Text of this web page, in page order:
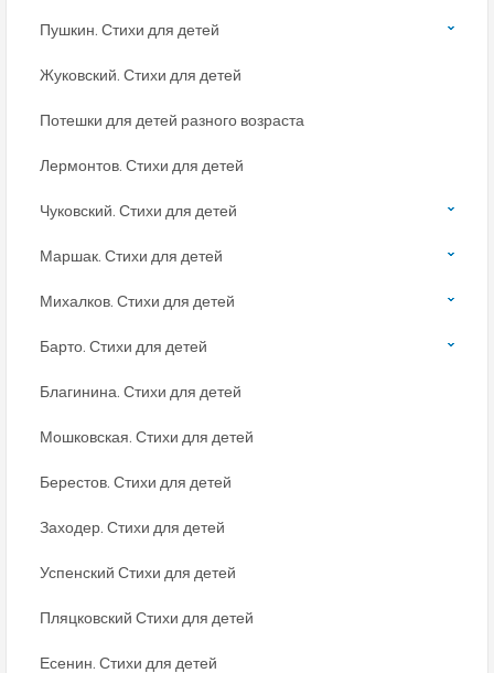
Пушкин. Стихи для детей
Жуковский. Стихи для детей
Потешки для детей разного возраста
Лермонтов. Стихи для детей
Чуковский. Стихи для детей
Маршак. Стихи для детей
Михалков. Стихи для детей
Барто. Стихи для детей
Благинина. Стихи для детей
Мошковская. Стихи для детей
Берестов. Стихи для детей
Заходер. Стихи для детей
Успенский Стихи для детей
Пляцковский Стихи для детей
Есенин. Стихи для детей